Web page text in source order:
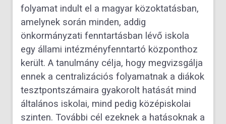
folyamat indult el a magyar közoktatásban,
amelynek során minden, addig
önkormányzati fenntartásban lévő iskola
egy állami intézményfenntartó központhoz
került. A tanulmány célja, hogy megvizsgálja
ennek a centralizációs folyamatnak a diákok
tesztpontszámaira gyakorolt hatását mind
általános iskolai, mind pedig középiskolai
szinten. További cél ezeknek a hatásoknak a